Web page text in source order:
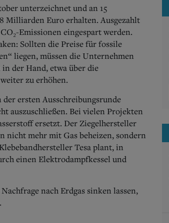
unterzeichnet und an 15
Milliarden Euro erhalten. Ausgezahlt
Emissionen eingespart werden.
Sollten die Preise für fossile
liegen, müssen die Unternehmen
in der Hand, etwa über die
zu erhöhen.
ersten Ausschreibungsrunde
auszuschließen. Bei vielen Projekten
ersetzt. Der Ziegelhersteller
nicht mehr mit Gas beheizen, sondern
Tesa plant, in
einen Elektrodampfkessel und
nach Erdgas sinken lassen,